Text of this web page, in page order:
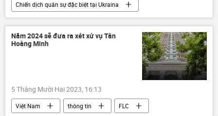
Chiến dịch quân sự đặc biệt tại Ukraina
Cuộc khủng hoảng ở Ukraina
Ukraina
Thế giới
xung đột quân sự
Quân đội Nga
Năm 2024 sẽ đưa ra xét xử vụ Tân
Hoàng Minh
5 Tháng Mười Hai 2023, 16:13
Việt Nam thông tin
FLC